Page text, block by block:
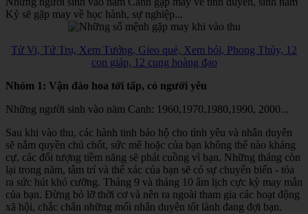
Kỷ sẽ gặp may về học hành, sự nghiệp...
Tử Vi, Tứ Trụ, Xem Tướng, Gieo quẻ, Xem bói, Phong Thủy, 12
con giáp, 12 cung hoàng đạo
Nhóm 1: Vận đào hoa tới tấp, có người yêu
Những người sinh vào năm Canh: 1960,1970,1980,1990, 2000...
Sau khi vào thu, các hành tinh bảo hộ cho tình yêu và nhân duyên
sẽ nắm quyền chủ chốt, sức mê hoặc của bạn không thể nào kháng
cự, các đối tượng tiềm năng sẽ phát cuồng vì bạn. Những tháng còn
lại trong năm, tâm trí và thể xác của bạn sẽ có sự chuyển biến - tỏa
ra sức hút khó cưỡng. Tháng 9 và tháng 10 âm lịch cực kỳ may mắn
của bạn. Đừng bỏ lỡ thời cơ và nên ra ngoài tham gia các hoạt động
xã hội, chắc chắn những mối nhân duyên tốt lành đang đợi bạn.